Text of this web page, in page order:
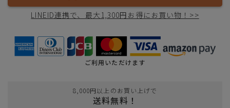
LINEID連携で、最大1,300円お得にお買い物！>>
ご利用いただけます
8,000円以上のお買い上げで
送料無料！